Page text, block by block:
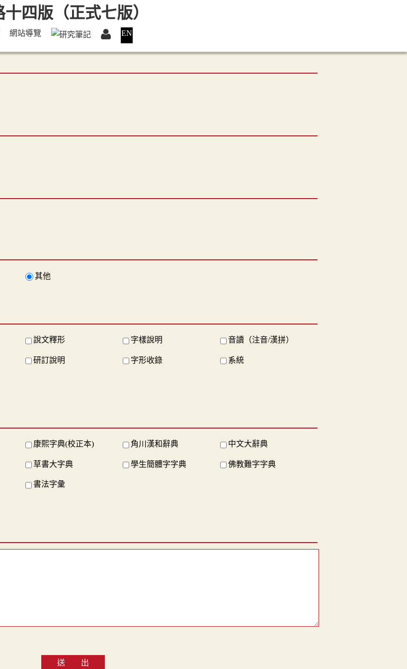
網站導覽 EN
其他
說文釋形 字樣說明 音讀（注音/漢拼）
研訂說明 字形收錄 系統
康熙字典(校正本) 角川漢和辭典 中文大辭典
草書大字典 學生簡體字字典 佛教難字字典
書法字彙
送 出